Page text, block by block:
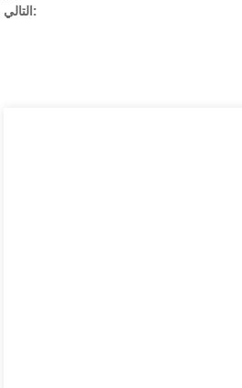
التالي: